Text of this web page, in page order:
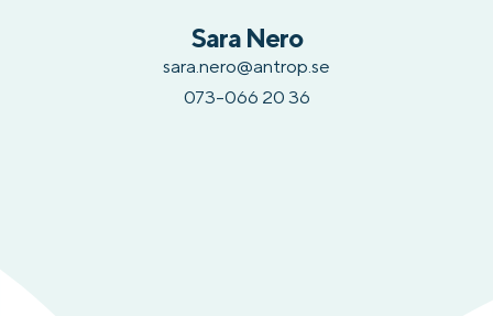
Sara Nero
sara.nero@antrop.se
073-066 20 36